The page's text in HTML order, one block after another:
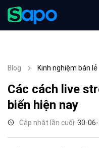
Blog Kinh nghiệm bán lẻ
Các cách live
biến hiện nay
Cập nhật lần cuối: 30-